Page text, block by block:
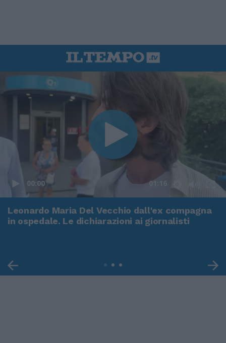
00:00 01:16
Leonardo Maria Del Vecchio dall'ex compagna
in ospedale. Le dichiarazioni ai giornalisti